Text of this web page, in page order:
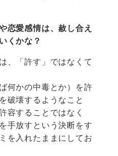
恋愛感情は、赦し合え
くかな？
、「許す」ではなくて
何かの中毒とか）を許
破壊するようなこと
容することではなく
手放すという決断をす
を入れたままにしてお